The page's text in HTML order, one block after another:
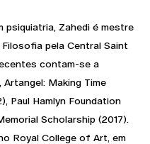
psiquiatria, Zahedi é mestre
pela Central Saint
contam-se a
Making Time
Paul Hamlyn Foundation
Scholarship (2017).
Royal College of Art, em